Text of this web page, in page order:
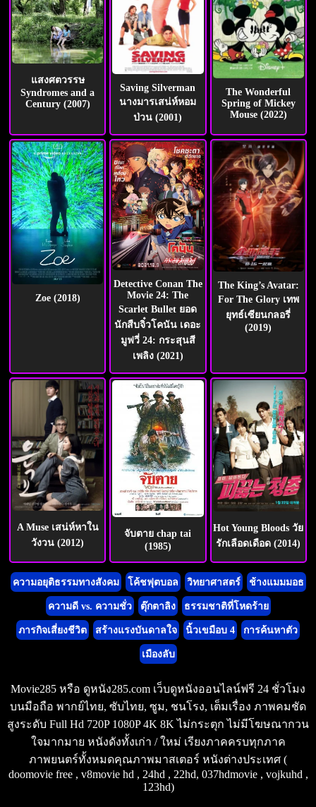
แสงศตวรรษ
Syndromes and a
Century (2007)
Saving Silverman
นางมารเสน่ห์หอม
ป่วน (2001)
The Wonderful
Spring of Mickey
Mouse (2022)
Zoe (2018)
Detective Conan The
Movie 24: The
Scarlet Bullet ยอด
นักสืบจิ๋วโคนัน เดอะ
มูฟวี่ 24: กระสุนสี
เพลิง (2021)
The King’s Avatar:
For The Glory เทพ
ยุทธ์เซียนกลอรี่
(2019)
A Muse เสน่ห์หาใน
วังวน (2012)
จับตาย chap tai
(1985)
Hot Young Bloods วัย
รักเลือดเดือด (2014)
ความอยุติธรรมทางสังคม โค้ชฟุตบอล วิทยาศาสตร์ ช้างแมมมอธ
ความดี vs. ความชั่ว ตุ๊กตาลิง ธรรมชาติที่โหดร้าย
ภารกิจเสี่ยงชีวิต สร้างแรงบันดาลใจ นิ้วเขมือบ 4 การค้นหาตัว
เมืองลับ
Movie285 หรือ ดูหนัง285.com เว็บดูหนังออนไลน์ฟรี 24 ชั่วโมง
บนมือถือ พากย์ไทย, ซับไทย, ซูม, ชนโรง, เต็มเรื่อง ภาพคมชัด
สูงระดับ Full Hd 720P 1080P 4K 8K ไม่กระตุก ไม่มีโฆษณากวน
ใจมากมาย หนังดังทั้งเก่า / ใหม่ เรียงภาคครบทุกภาค
ภาพยนตร์ทั้งหมดคุณภาพมาสเตอร์ หนังต่างประเทศ (
doomovie free , v8movie hd , 24hd , 22hd, 037hdmovie , vojkuhd ,
123hd)